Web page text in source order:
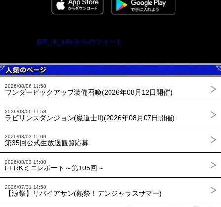
@ff_rk_info からのツイート
2026/08/06 11:58
ワンダーピックアップ装備召喚(2026年08月12日開催)
2026/08/06 11:58
ラビリンスダンジョン(魔道士II)(2026年08月07日開催)
2026/08/03 15:00
第35回公式生放送観覧応募
2026/08/03 15:00
FFRKミニレポート～第105回～
2026/07/31 14:58
【涼祭】リバイアサン(熱祭！デンジャラスサマー)